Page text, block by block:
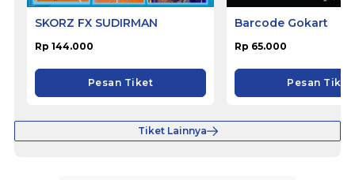
SKORZ FX SUDIRMAN
Rp 144.000
Pesan Tiket
Barcode Gokart
Rp 65.000
Pesan Tiket
Tiket Lainnya